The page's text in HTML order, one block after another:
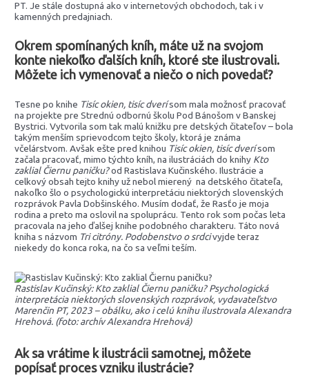
PT. Je stále dostupná ako v internetových obchodoch, tak i v
kamenných predajniach.
Okrem spomínaných kníh, máte už na svojom
konte niekoľko ďalších kníh, ktoré ste ilustrovali.
Môžete ich vymenovať a niečo o nich povedať?
Tesne po knihe Tisíc okien, tisíc dverísom mala možnosť pracovať
na projekte pre Strednú odbornú školu Pod Bánošom v Banskej
Bystrici. Vytvorila som tak malú knižku pre detských čitateľov – bola
takým menším sprievodcom tejto školy, ktorá je známa
včelárstvom. Avšak ešte pred knihou Tisíc okien, tisíc dverísom
začala pracovať, mimo týchto kníh, na ilustráciách do knihy Kto
zaklial Čiernu paničku?od Rastislava Kučinského. Ilustrácie a
celkový obsah tejto knihy už nebol mierený na detského čitateľa,
nakoľko šlo o psychologickú interpretáciu niektorých slovenských
rozprávok Pavla Dobšinského. Musím dodať, že Rasťo je moja
rodina a preto ma oslovil na spoluprácu. Tento rok som počas leta
pracovala na jeho ďalšej knihe podobného charakteru. Táto nová
kniha s názvom Tri citróny. Podobenstvo o srdcivyjde teraz
niekedy do konca roka, na čo sa veľmi teším.
Rastislav Kučinský: Kto zaklial Čiernu paničku? Psychologická
interpretácia niektorých slovenských rozprávok, vydavateľstvo
Marenčin PT, 2023 – obálku, ako i celú knihu ilustrovala Alexandra
Hrehová. (foto: archív Alexandra Hrehová)
Ak sa vrátime k ilustrácii samotnej, môžete
popísať proces vzniku ilustrácie?